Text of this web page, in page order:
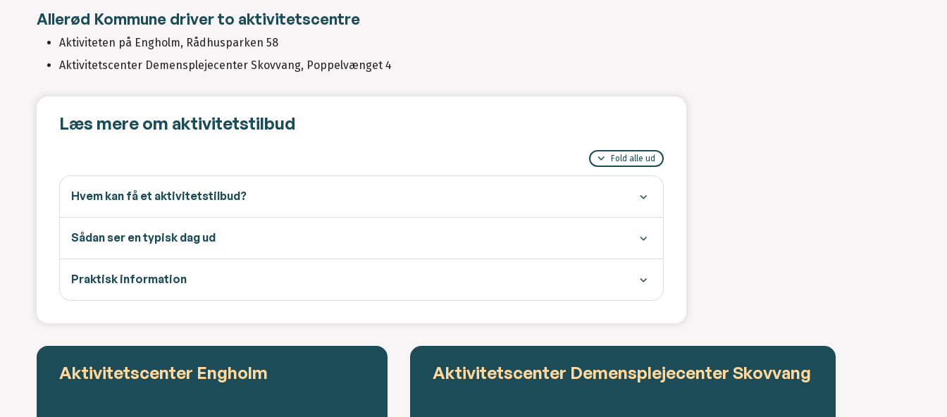
Allerød Kommune driver to aktivitetscentre
Aktiviteten på Engholm, Rådhusparken 58
Aktivitetscenter Demensplejecenter Skovvang, Poppelvænget 4
Læs mere om aktivitetstilbud
Fold alle ud
Hvem kan få et aktivitetstilbud?
Sådan ser en typisk dag ud
Praktisk information
Aktivitetscenter Engholm Aktivitetscenter Demensplejecenter Skovvang